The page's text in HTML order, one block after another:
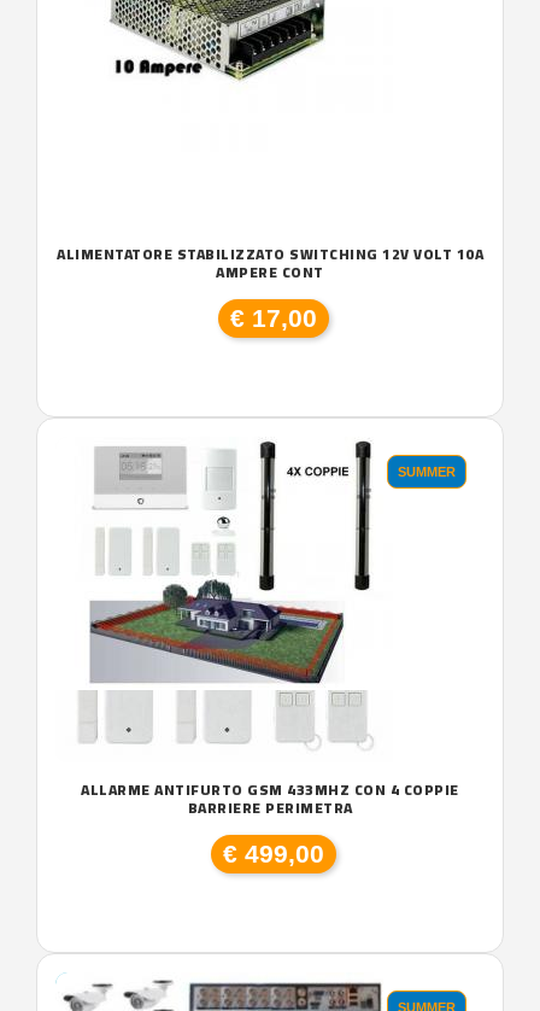
ALIMENTATORE STABILIZZATO SWITCHING 12V VOLT 10A
AMPERE CONT
€ 17,00
SUMMER
ALLARME ANTIFURTO GSM 433MHZ CON 4 COPPIE
BARRIERE PERIMETRA
€ 499,00
SUMMER